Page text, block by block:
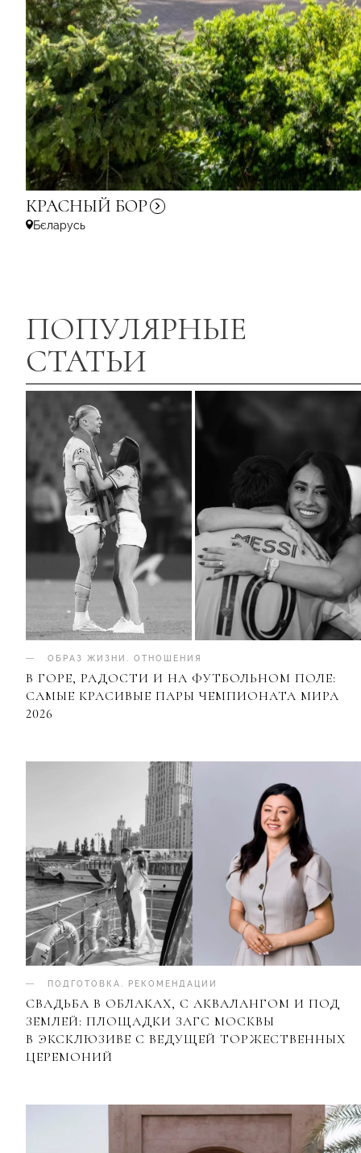
КРАСНЫЙ БОР
Бєларусь
ПОПУЛЯРНЫЕ
СТАТЬИ
ОБРАЗ ЖИЗНИ . ОТНОШЕНИЯ
В ГОРЕ, РАДОСТИ И НА ФУТБОЛЬНОМ ПОЛЕ:
САМЫЕ КРАСИВЫЕ ПАРЫ ЧЕМПИОНАТА МИРА
2026
ПОДГОТОВКА РЕКОМЕНДАЦИИ
СВАДЬБА В ОБЛАКАХ, С АКВАЛАНГОМ И ПОД
ЗЕМЛЕЙ: ПЛОЩАДКИ ЗАГС МОСКВЫ
В ЭКСКЛЮЗИВЕ С ВЕДУЩЕЙ ТОРЖЕСТВЕННЫХ
ЦЕРЕМОНИЙ